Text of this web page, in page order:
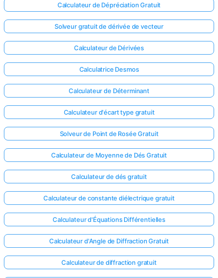
Connectez-
Calculateur de Dépréciation Gratuit
Solveur gratuit de dérivée de vecteur
Calculateur de Dérivées
Calculatrice Desmos
Calculateur de Déterminant
Calculateur d'écart type gratuit
Solveur de Point de Rosée Gratuit
Calculateur de Moyenne de Dés Gratuit
Calculateur de dés gratuit
Calculateur de constante diélectrique gratuit
Calculateur d'Équations Différentielles
Calculateur d'Angle de Diffraction Gratuit
Calculateur de diffraction gratuit